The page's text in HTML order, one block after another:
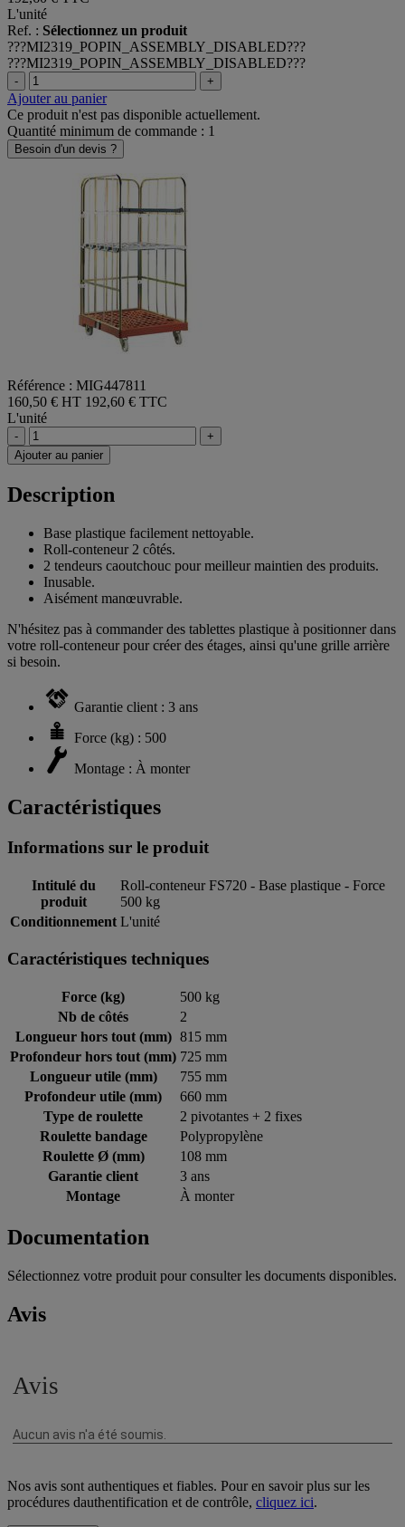
L'unité
Ref. : Sélectionnez un produit
???MI2319_POPIN_ASSEMBLY_DISABLED???
???MI2319_POPIN_ASSEMBLY_DISABLED???
- +
Ajouter au panier
Ce produit n'est pas disponible actuellement.
Quantité minimum de commande : 1
Besoin d'un devis ?
Référence : MIG447811
160,50 € HT 192,60 € TTC
L'unité
-
+
Ajouter au panier
Description
Base plastique facilement nettoyable.
Roll-conteneur 2 côtés.
2 tendeurs caoutchouc pour meilleur maintien des produits.
Inusable.
Aisément manœuvrable.
N'hésitez pas à commander des tablettes plastique à positionner dans
votre roll-conteneur pour créer des étages, ainsi qu'une grille arrière
si besoin.
Garantie client : 3 ans
Force (kg) : 500
Montage : À monter
Caractéristiques
Informations sur le produit
Intitulé du
produit
Roll-conteneur FS720 - Base plastique - Force
500 kg
Conditionnement L'unité
Caractéristiques techniques
Force (kg)
500 kg
Nb de côtés
2
Longueur hors tout (mm) 815 mm
Profondeur hors tout (mm) 725 mm
Longueur utile (mm)
755 mm
Profondeur utile (mm)
660 mm
Type de roulette
2 pivotantes + 2 fixes
Roulette bandage
Polypropylène
Roulette Ø (mm)
108 mm
Garantie client
3 ans
Montage
À monter
Documentation
Sélectionnez votre produit pour consulter les documents disponibles.
Avis
Nos avis sont authentiques et fiables. Pour en savoir plus sur les
procédures dauthentification et de contrôle, cliquez ici.